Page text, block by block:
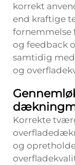
korrekt
end kraftige
fornemmelse
og feedback
samtidig
og
Korrekte
og